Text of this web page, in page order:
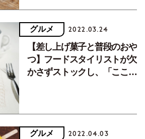
グルメ 2022.03.24
【差し上げ菓子と普段のおや
つ】フードスタイリストが欠
かさずストックし、「ここ
グルメ 2022.04.03